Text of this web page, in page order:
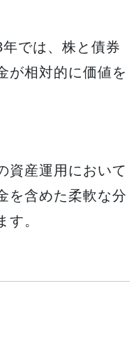
では、株と債券
が相対的に価値を
資産運用において
を含めた柔軟な分
。